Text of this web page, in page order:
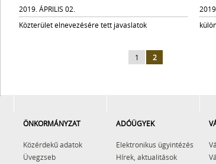
2019. ÁPRILIS 02.
Közterület elnevezésére tett javaslatok
1 2
ÖNKORMÁNYZAT
Közérdekű adatok
Üvegzseb
ADÓÜGYEK
Elektronikus ügyintézés
Hírek, aktualitások